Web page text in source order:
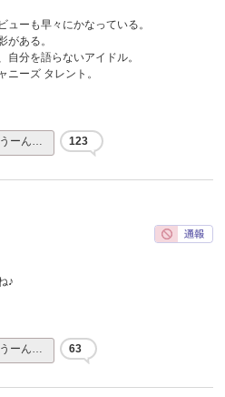
ューも早々にかなっている。
がある。
自分を語らないアイドル。
ニーズ タレント。
うーん… 123
♪
うーん… 63